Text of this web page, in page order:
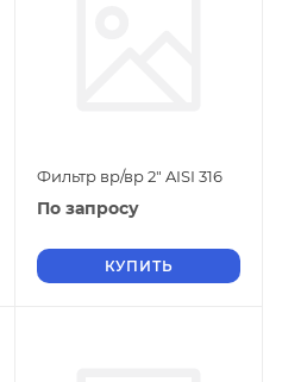
Фильтр вр/вр 2" AISI 316
По запросу
КУПИТЬ